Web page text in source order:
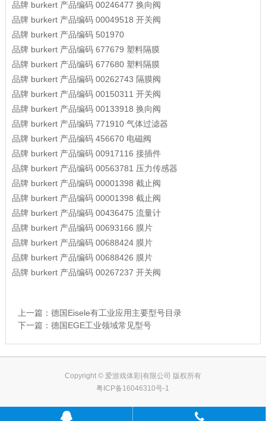
品牌 burkert 产品编码 00246477 换向阀
品牌 burkert 产品编码 00049518 开关阀
品牌 burkert 产品编码 501970
品牌 burkert 产品编码 677679 塑料隔膜
品牌 burkert 产品编码 677680 塑料隔膜
品牌 burkert 产品编码 00262743 隔膜阀
品牌 burkert 产品编码 00150311 开关阀
品牌 burkert 产品编码 00133918 换向阀
品牌 burkert 产品编码 771910 气体过滤器
品牌 burkert 产品编码 456670 电磁阀
品牌 burkert 产品编码 00917116 接插件
品牌 burkert 产品编码 00563781 压力传感器
品牌 burkert 产品编码 00001398 截止阀
品牌 burkert 产品编码 00001398 截止阀
品牌 burkert 产品编码 00436475 流量计
品牌 burkert 产品编码 00693166 膜片
品牌 burkert 产品编码 00688424 膜片
品牌 burkert 产品编码 00688426 膜片
品牌 burkert 产品编码 00267237 开关阀
上一篇： 德国Eisele有工业应用主要型号目录
下一篇： 德国EGE工业领域常见型号
Copyright © 爱游戏体彩|有限公司 版权所有
粤ICP备16046310号-1